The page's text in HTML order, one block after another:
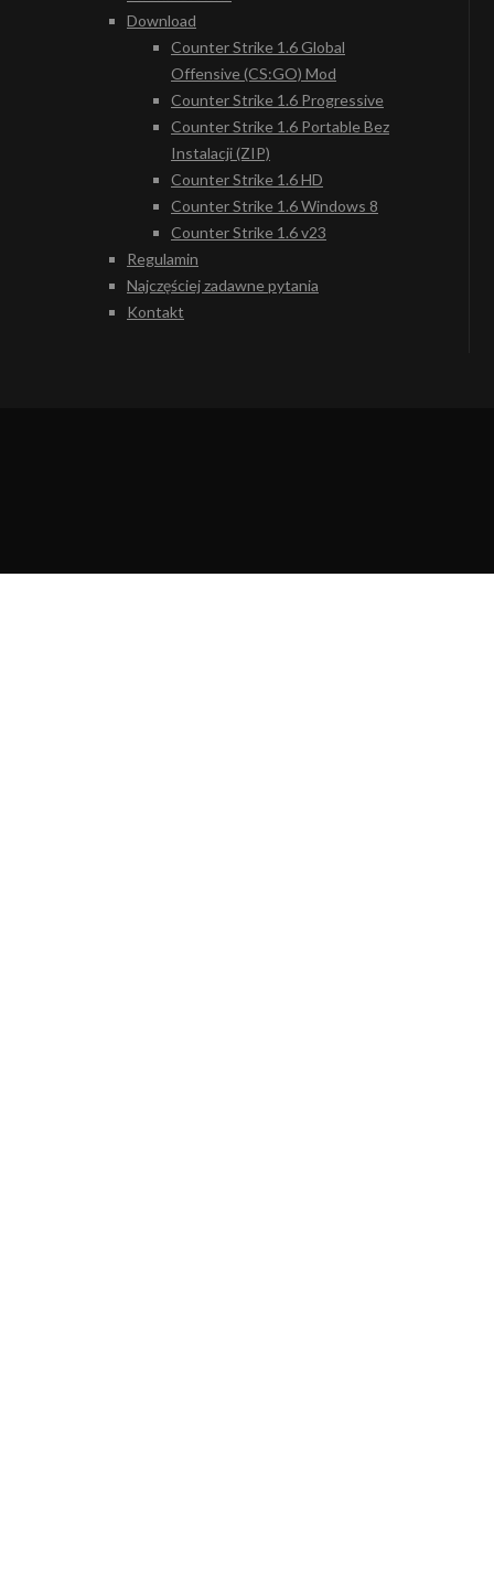
Download
Counter Strike 1.6 Global
Offensive (CS:GO) Mod
Counter Strike 1.6 Progressive
Counter Strike 1.6 Portable Bez
Instalacji (ZIP)
Counter Strike 1.6 HD
Counter Strike 1.6 Windows 8
Counter Strike 1.6 v23
Regulamin
Najczęściej zadawne pytania
Kontakt